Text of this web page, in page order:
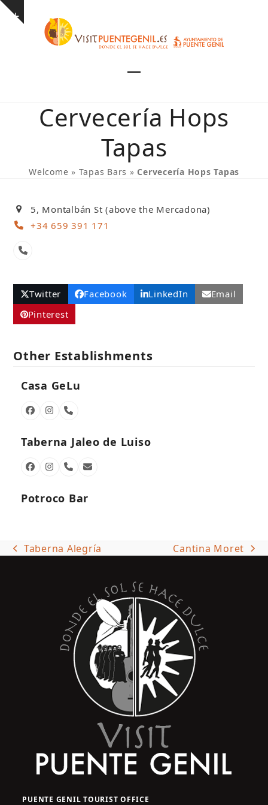
Skip
Show
mobile
menu
mobile
menu
Cervecería Hops
Tapas
Welcome » Tapas Bars » Cervecería Hops Tapas
5, Montalbán St (above the Mercadona)
+34 659 391 171
Phone
Twitter Facebook LinkedIn
Email
Pinterest
Other Establishments
Casa GeLu
Facebook
Instagram
Phone
Taberna Jaleo de Luiso
FacebookInstagram
PhoneEmail
Potroco Bar
previous
Taberna Alegría
next
Cantina Moret
PUENTE GENIL TOURIST OFFICE